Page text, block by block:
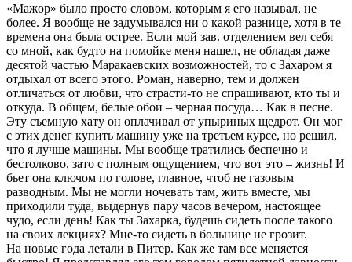
«Мажор» было просто словом, которым я его называл, не
более. Я вообще не задумывался ни о какой разнице, хотя в те
времена она была острее. Если мой зав. отделением вел себя
со мной, как будто на помойке меня нашел, не обладая даже
десятой частью Маракаевских возможностей, то с Захаром я
отдыхал от всего этого. Роман, наверно, тем и должен
отличаться от любви, что страсти-то не спрашивают, кто ты и
откуда. В общем, белые обои – черная посуда… Как в песне.
Эту съемную хату он оплачивал от упыриных щедрот. Он мог
с этих денег купить машину уже на третьем курсе, но решил,
что я лучше машины. Мы вообще тратились беспечно и
бестолково, зато с полным ощущением, что вот это – жизнь! И
бьет она ключом по голове, главное, чтоб не газовым
разводным. Мы не могли ночевать там, жить вместе, мы
приходили туда, выдернув пару часов вечером, настоящее
чудо, если день! Как ты Захарка, будешь сидеть после такого
на своих лекциях? Мне-то сидеть в больнице не грозит.
На новые года летали в Питер. Как же там все меняется